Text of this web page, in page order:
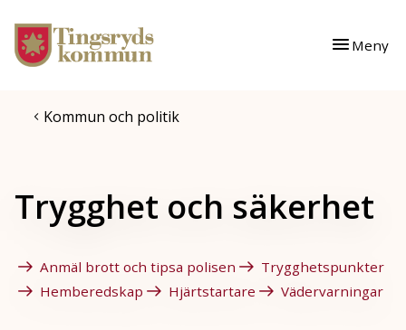
Gå till innehåll
Gå till huvudmeny
Meny
Kommun och politik
Trygghet och säkerhet
Anmäl brott och tipsa polisen
Trygghetspunkter
Hemberedskap
Hjärtstartare Vädervarningar